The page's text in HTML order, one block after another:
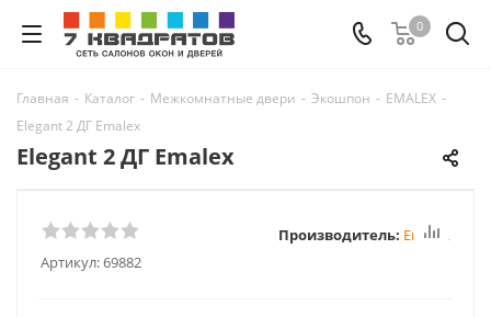
0
Главная - Каталог - Межкомнатные двери - Экошпон - EMALEX -
Elegant 2 ДГ Emalex
Elegant 2 ДГ Emalex
Артикул:69882
Производитель: Emalex